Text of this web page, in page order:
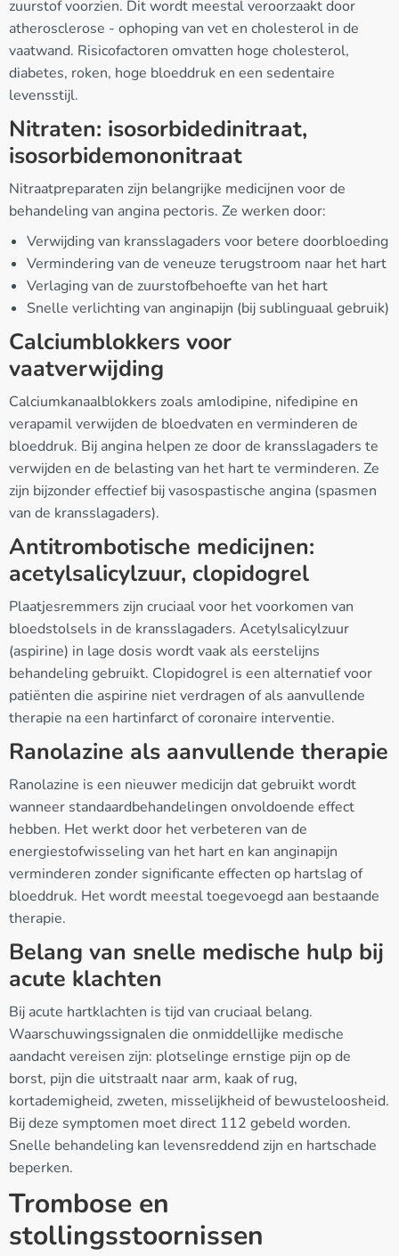
zuurstof voorzien. Dit wordt meestal veroorzaakt door
atherosclerose - ophoping van vet en cholesterol in de
vaatwand. Risicofactoren omvatten hoge cholesterol,
diabetes, roken, hoge bloeddruk en een sedentaire
levensstijl.
Nitraten: isosorbidedinitraat,
isosorbidemononitraat
Nitraatpreparaten zijn belangrijke medicijnen voor de
behandeling van angina pectoris. Ze werken door:
Verwijding van kransslagaders voor betere doorbloeding
Vermindering van de veneuze terugstroom naar het hart
Verlaging van de zuurstofbehoefte van het hart
Snelle verlichting van anginapijn (bij sublinguaal gebruik)
Calciumblokkers voor
vaatverwijding
Calciumkanaalblokkers zoals amlodipine, nifedipine en
verapamil verwijden de bloedvaten en verminderen de
bloeddruk. Bij angina helpen ze door de kransslagaders te
verwijden en de belasting van het hart te verminderen. Ze
zijn bijzonder effectief bij vasospastische angina (spasmen
van de kransslagaders).
Antitrombotische medicijnen:
acetylsalicylzuur, clopidogrel
Plaatjesremmers zijn cruciaal voor het voorkomen van
bloedstolsels in de kransslagaders. Acetylsalicylzuur
(aspirine) in lage dosis wordt vaak als eerstelijns
behandeling gebruikt. Clopidogrel is een alternatief voor
patiënten die aspirine niet verdragen of als aanvullende
therapie na een hartinfarct of coronaire interventie.
Ranolazine als aanvullende therapie
Ranolazine is een nieuwer medicijn dat gebruikt wordt
wanneer standaardbehandelingen onvoldoende effect
hebben. Het werkt door het verbeteren van de
energiestofwisseling van het hart en kan anginapijn
verminderen zonder significante effecten op hartslag of
bloeddruk. Het wordt meestal toegevoegd aan bestaande
therapie.
Belang van snelle medische hulp bij
acute klachten
Bij acute hartklachten is tijd van cruciaal belang.
Waarschuwingssignalen die onmiddellijke medische
aandacht vereisen zijn: plotselinge ernstige pijn op de
borst, pijn die uitstraalt naar arm, kaak of rug,
kortademigheid, zweten, misselijkheid of bewusteloosheid.
Bij deze symptomen moet direct 112 gebeld worden.
Snelle behandeling kan levensreddend zijn en hartschade
beperken.
Trombose en
stollingsstoornissen